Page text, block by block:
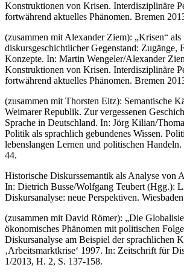
Konstruktionen von Krisen. Interdisziplinäre
fortwährend aktuelles Phänomen. Bremen
(zusammen mit Alexander Ziem): „Krisen“ als
diskursgeschichtlicher Gegenstand: Zugänge,
Konzepte. In: Martin Wengeler/Alexander
Konstruktionen von Krisen. Interdisziplinäre
fortwährend aktuelles Phänomen. Bremen
(zusammen mit Thorsten Eitz): Semantische
Weimarer Republik. Zur vergessenen
Sprache in Deutschland. In: Jörg Kilian/
Politik als sprachlich gebundenes Wissen.
lebenslangen Lernen und politischen
44.
Historische Diskurssemantik als Analyse von
In: Dietrich Busse/Wolfgang Teubert (Hgg.):
Diskursanalyse: neue Perspektiven.
(zusammen mit David Römer): „Die
ökonomisches Phänomen mit politischen
Diskursanalyse am Beispiel der sprachlichen
‚Arbeitsmarktkrise‘ 1997. In: Zeitschrift für
1/2013, H. 2, S. 137-158.